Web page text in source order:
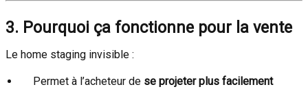
3. Pourquoi ça fonctionne pour la vente
Le home staging invisible :
Permet à l’acheteur de se projeter plus facilement